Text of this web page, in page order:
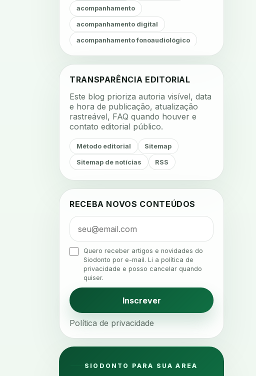
acompanhamento
acompanhamento digital
acompanhamento fonoaudiológico
acompanhamento nutricional
acustica acustica clinica
adesao adesao ao tratamento
adesao odontologica
adesao tratamento
agenda inteligente
agenda odontologica
agendamento
agendamento digital
agendamento inteligente
ajuste oclusal ajuste protetico
TRANSPARÊNCIA EDITORIAL
Este blog prioriza autoria visível, data
e hora de publicação, atualização
rastreável, FAQ quando houver e
contato editorial público.
Método editorial Sitemap
Sitemap de notícias RSS
RECEBA NOVOS CONTEÚDOS
Quero receber artigos e novidades do
Siodonto por e-mail. Li a política de
privacidade e posso cancelar quando
quiser.
Inscrever
Política de privacidade
SIODONTO PARA SUA AREA